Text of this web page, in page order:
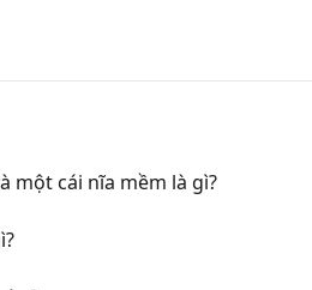
một cái nĩa mềm là gì?